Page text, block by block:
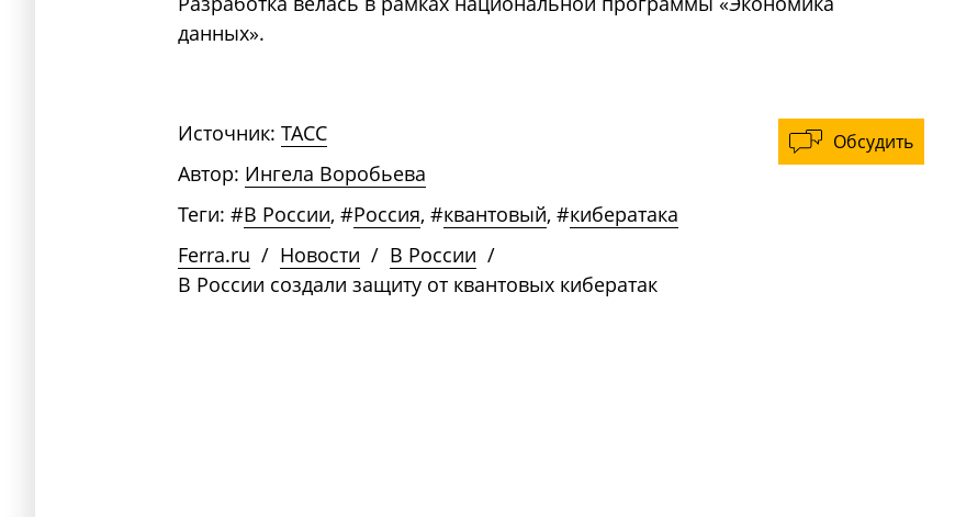
данных».
Обсудить
Источник: ТАСС
Автор: Ингела Воробьева
Теги: #В России, #Россия, #квантовый, #кибератака
Ferra.ru / Новости / В России /
В России создали защиту от квантовых кибератак